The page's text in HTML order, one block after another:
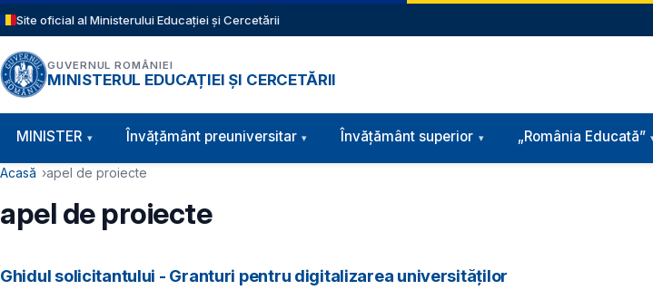
Sari la conținutul principal
Site oficial al Ministerului Educației și Cercetării
GUVERNUL ROMÂNIEI
MINISTERUL EDUCAȚIEI ȘI CERCETĂRII
Navigație principală
MINISTER Învăţământ preuniversitar Învățământ superior „România Educată”
Cale de navigare
Acasă apel de proiecte
apel de proiecte
Ghidul solicitantului - Granturi pentru digitalizarea universităților